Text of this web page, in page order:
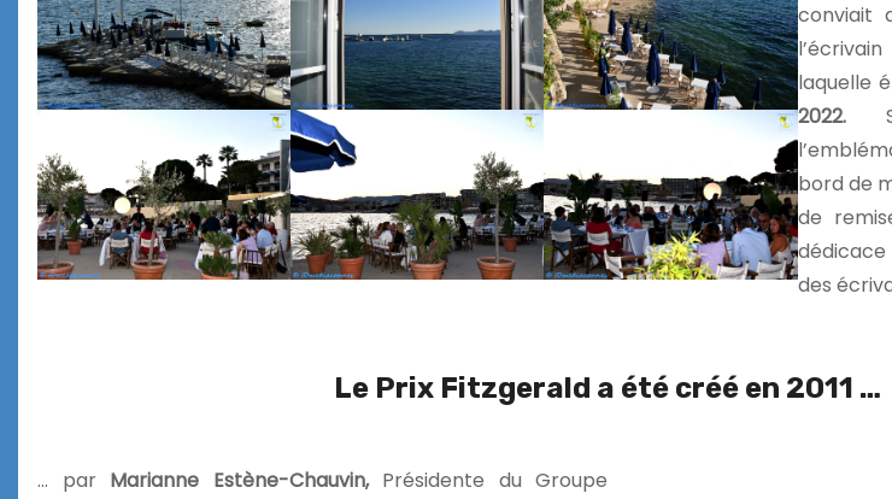
conviait
laquelle
2022.
bord de
de
des
Le Prix Fitzgerald a été créé en 2011 …
… par Marianne Estène-Chauvin,Présidente du Groupe